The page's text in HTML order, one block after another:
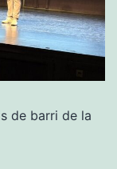
de barri de la